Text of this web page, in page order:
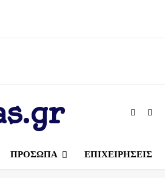
ΠΡΟΣΩΠΑ ΕΠΙΧΕΙΡΗΣΕΙΣ